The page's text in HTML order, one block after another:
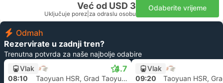
Već od USD 3
Uključuje porez za odraslu osobu
Odaberite vrijeme
Odmah
Rezervirate u zadnji tren?
Trenutna potvrda za naše najbolje odabire
Vlak
4.7
08:10 Taoyuan HSR, Grad Taoyuan
Vlak
09:20